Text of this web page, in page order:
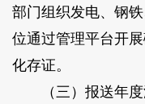
部门组织发电、钢
位通过管理平台开
化存证。
（三）报送年度